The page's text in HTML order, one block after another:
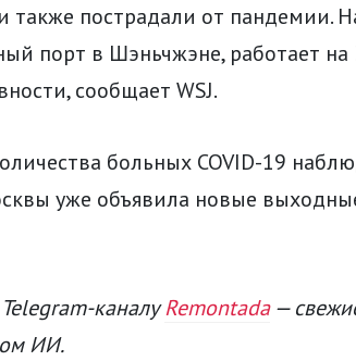
также пострадали от пандемии.
порт в Шэньчжэне, работает
сообщает WSJ.
больных COVID-19
уже объявила новые
каналуRemontada—
ИИ.